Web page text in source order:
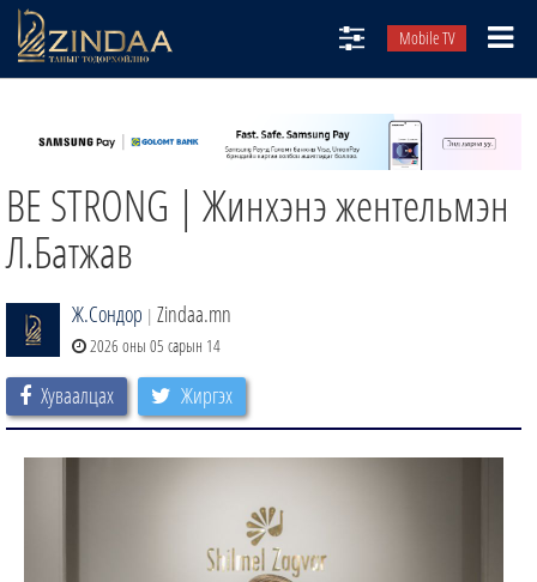
Mobile TV
ТВ8
ӨГЛӨӨНИЙ СОНИН
АУДИО ЗОХИОЛ
BE STRONG | Жинхэнэ жентельмэн
Л.Батжав
Ж.Сондор | Zindaa.mn
2026 оны 05 сарын 14
Хуваалцах Жиргэх